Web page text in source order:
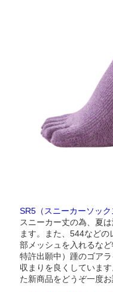
SR5（スニーカーソッ
スニーカー丈の為、夏
ます。また、544など
部メッシュを入れるな
特許出願中）踵のゴア
収まりを良くしていま
た新商品をどうぞ一度お